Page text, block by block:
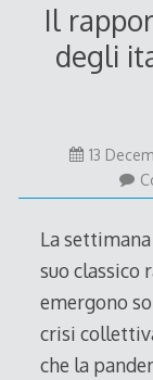
Il
degli
13
La
suo classico
emergono
crisi
che la